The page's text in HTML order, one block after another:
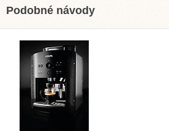
Podobné návody